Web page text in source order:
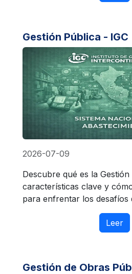
Gestión Pública - IGC
2026-07-09
Descubre qué es la
características clave y
para enfrentar los desafíos
Leer
Gestión de Obras